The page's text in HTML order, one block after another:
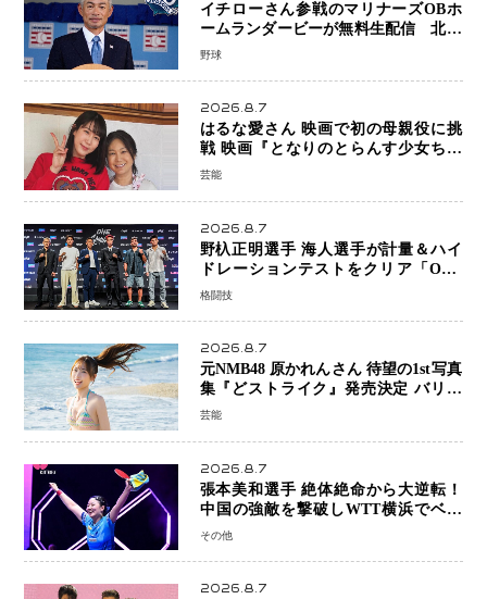
イチローさん参戦のマリナーズOBホ
ームランダービーが無料生配信 北米
ならではの“魅せる興行”に世界が注目
野球
2026.8.7
はるな愛さん 映画で初の母親役に挑
戦 映画『となりのとらんす少女ちゃ
ん』11月7日公開 未来の自分との対話
芸能
2026.8.7
野杁正明選手 海人選手が計量＆ハイ
ドレーションテストをクリア「ONE
SAMURAI 2」決戦へ万全の準備整う
格闘技
2026.8.7
元NMB48 原かれんさん 待望の1st写真
集『どストライク』発売決定 バリで
魅せる25歳の新境地
芸能
2026.8.7
張本美和選手 絶体絶命から大逆転！
中国の強敵を撃破しWTT横浜でベス
ト8進出
その他
2026.8.7